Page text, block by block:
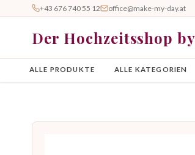
+43 676 740 55 12 office@make-my-day.at
Der Hochzeitsshop
ALLE PRODUKTE ALLE KATEGORIEN